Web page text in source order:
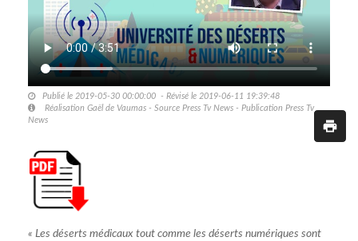
Publié le 2019-05-30 00:00:00 - Révisé le 2019-06-11 19:39:48
Réalisation Gaël de Vaumas - Source Press Tv News - Publication Press Tv
News
« Les déserts médicaux tout comme les déserts numériques sont